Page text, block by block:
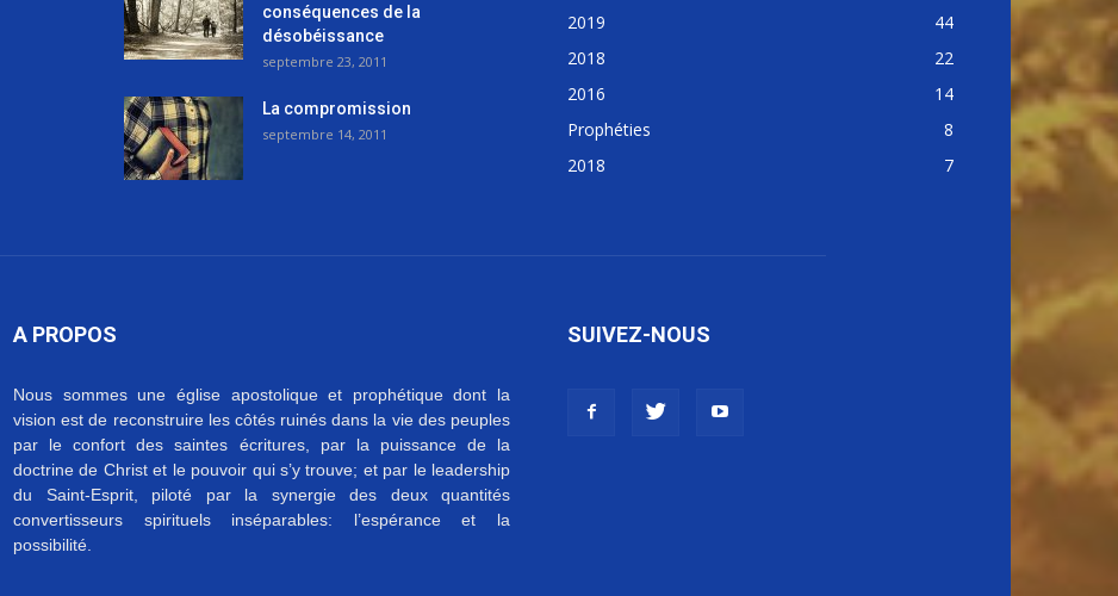
conséquences de la
désobéissance
septembre 23, 2011
La compromission
septembre 14, 2011
2019
44
2018
22
2016
14
Prophéties
8
2018
7
A PROPOS
Nous sommes une église apostolique et prophétique dont la
vision est de reconstruire les côtés ruinés dans la vie des peuples
par le confort des saintes écritures, par la puissance de la
doctrine de Christ et le pouvoir qui s’y trouve; et par le leadership
du Saint-Esprit, piloté par la synergie des deux quantités
convertisseurs spirituels inséparables: l’espérance et la
possibilité.
SUIVEZ-NOUS